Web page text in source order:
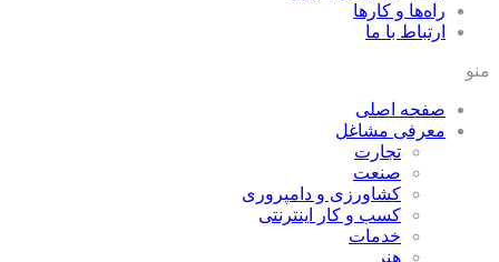
راه‌ها و كارها
ارتباط با ما
منو
صفحه اصلی
معرفی مشاغل
تجارت
صنعت
كشاورزی و دامپروری
كسب و كار اينترنتی
خدمات
هنر